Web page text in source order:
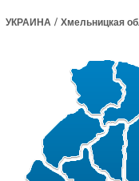
УКРАИНА / Хмельницкая